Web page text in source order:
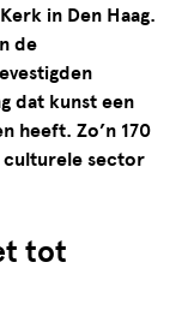
in Den Haag.
de
dat kunst een
heeft. Zo’n 170
culturele sector
tot